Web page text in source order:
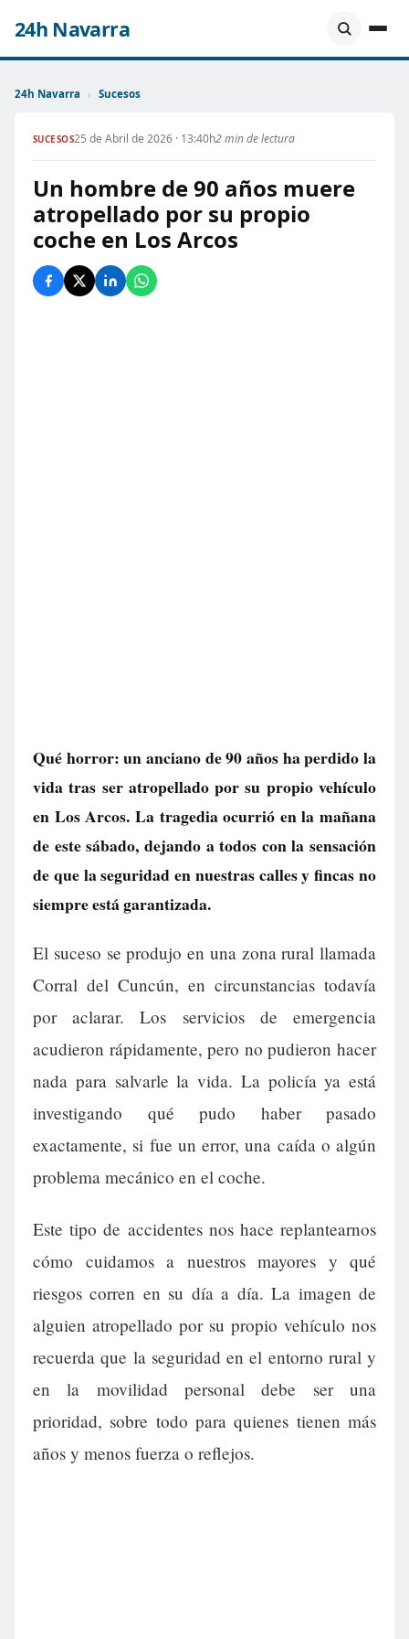
24h Navarra
24h Navarra › Sucesos
SUCESOS25 de Abril de 2026 · 13:40h2 min de lectura
Un hombre de 90 años muere
atropellado por su propio
coche en Los Arcos
Qué horror: un anciano de 90 años ha perdido la
vida tras ser atropellado por su propio vehículo
en Los Arcos. La tragedia ocurrió en la mañana
de este sábado, dejando a todos con la sensación
de que la seguridad en nuestras calles y fincas no
siempre está garantizada.
El suceso se produjo en una zona rural llamada
Corral del Cuncún, en circunstancias todavía
por aclarar. Los servicios de emergencia
acudieron rápidamente, pero no pudieron hacer
nada para salvarle la vida. La policía ya está
investigando qué pudo haber pasado
exactamente, si fue un error, una caída o algún
problema mecánico en el coche.
Este tipo de accidentes nos hace replantearnos
cómo cuidamos a nuestros mayores y qué
riesgos corren en su día a día. La imagen de
alguien atropellado por su propio vehículo nos
recuerda que la seguridad en el entorno rural y
en la movilidad personal debe ser una
prioridad, sobre todo para quienes tienen más
años y menos fuerza o reflejos.